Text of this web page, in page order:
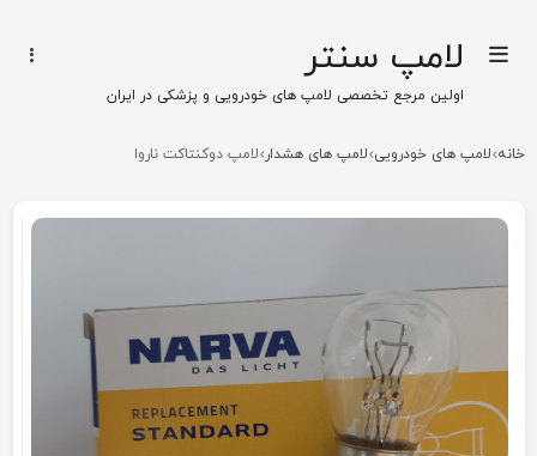
لامپ سنتر
اولین مرجع تخصصی لامپ های خودرویی و پزشکی در ایران
خانه لامپ های خودرویی لامپ های هشدار لامپ دوکنتاکت ناروا